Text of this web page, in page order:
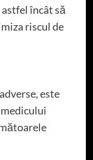
încât să
riscul de
este